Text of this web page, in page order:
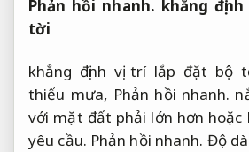
Phản hồi nhanh. khẳng
tời
khẳng định vị trí lắp đặt bộ
thiểu mưa, Phản hồi nhanh.
với mặt đất phải lớn hơn hoặc
yêu cầu. Phản hồi nhanh. Độ